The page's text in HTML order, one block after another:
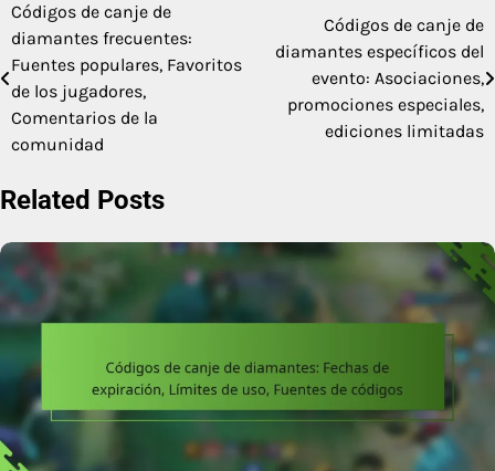
Post
navigation
Códigos de canje de
diamantes frecuentes:
Fuentes populares, Favoritos
de los jugadores,
Comentarios de la
comunidad
Códigos de canje de
diamantes específicos del
evento: Asociaciones,
promociones especiales,
ediciones limitadas
Related Posts